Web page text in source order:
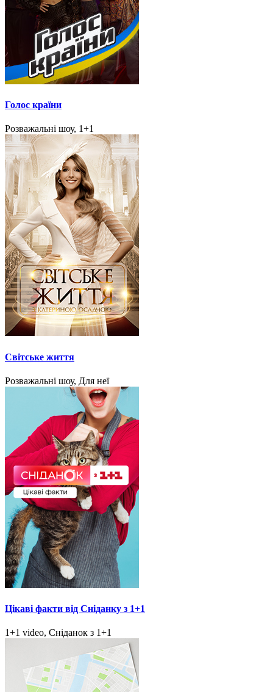
Голос країни
Розважальні шоу, 1+1
Світське життя
Розважальні шоу, Для неї
Цікаві факти від Сніданку з 1+1
1+1 video, Сніданок з 1+1